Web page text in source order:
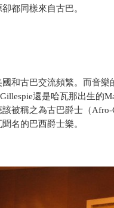
都同樣來自古巴。
和古巴交流頻繁。而音
還是哈瓦那出生的
被稱之為古巴爵士（Afro-
名的巴西爵士樂。